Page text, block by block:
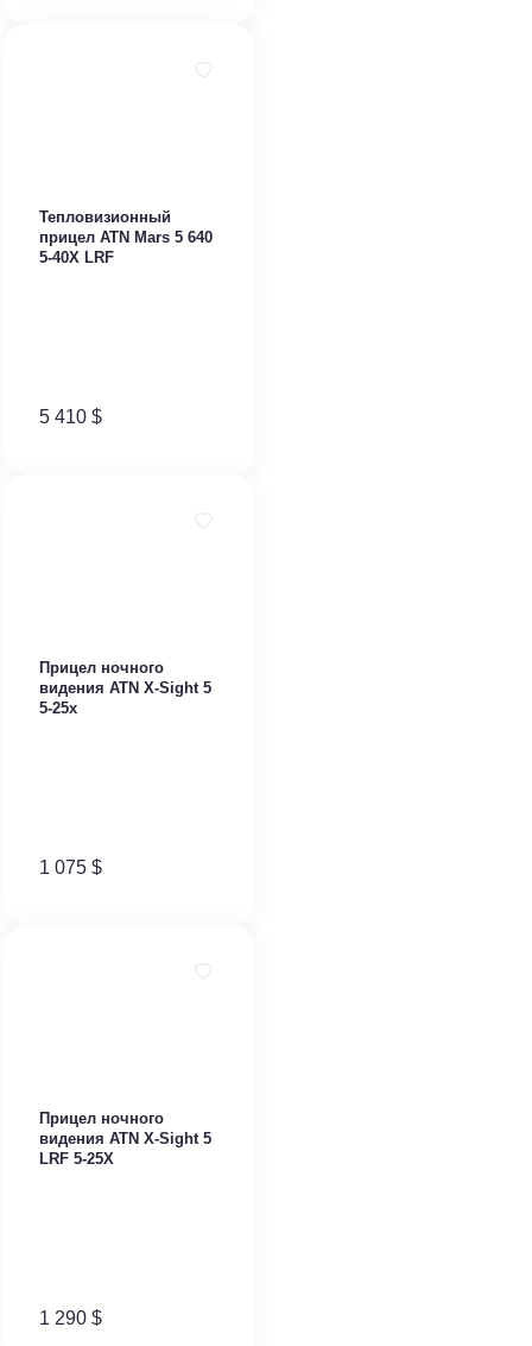
​Тепловизионный
прицел ATN Mars 5 640
5-40X LRF
5 410 $
Прицел ночного
видения ATN X-Sight 5
5-25x
1 075 $
Прицел ночного
видения ATN X-Sight 5
LRF 5-25X
1 290 $